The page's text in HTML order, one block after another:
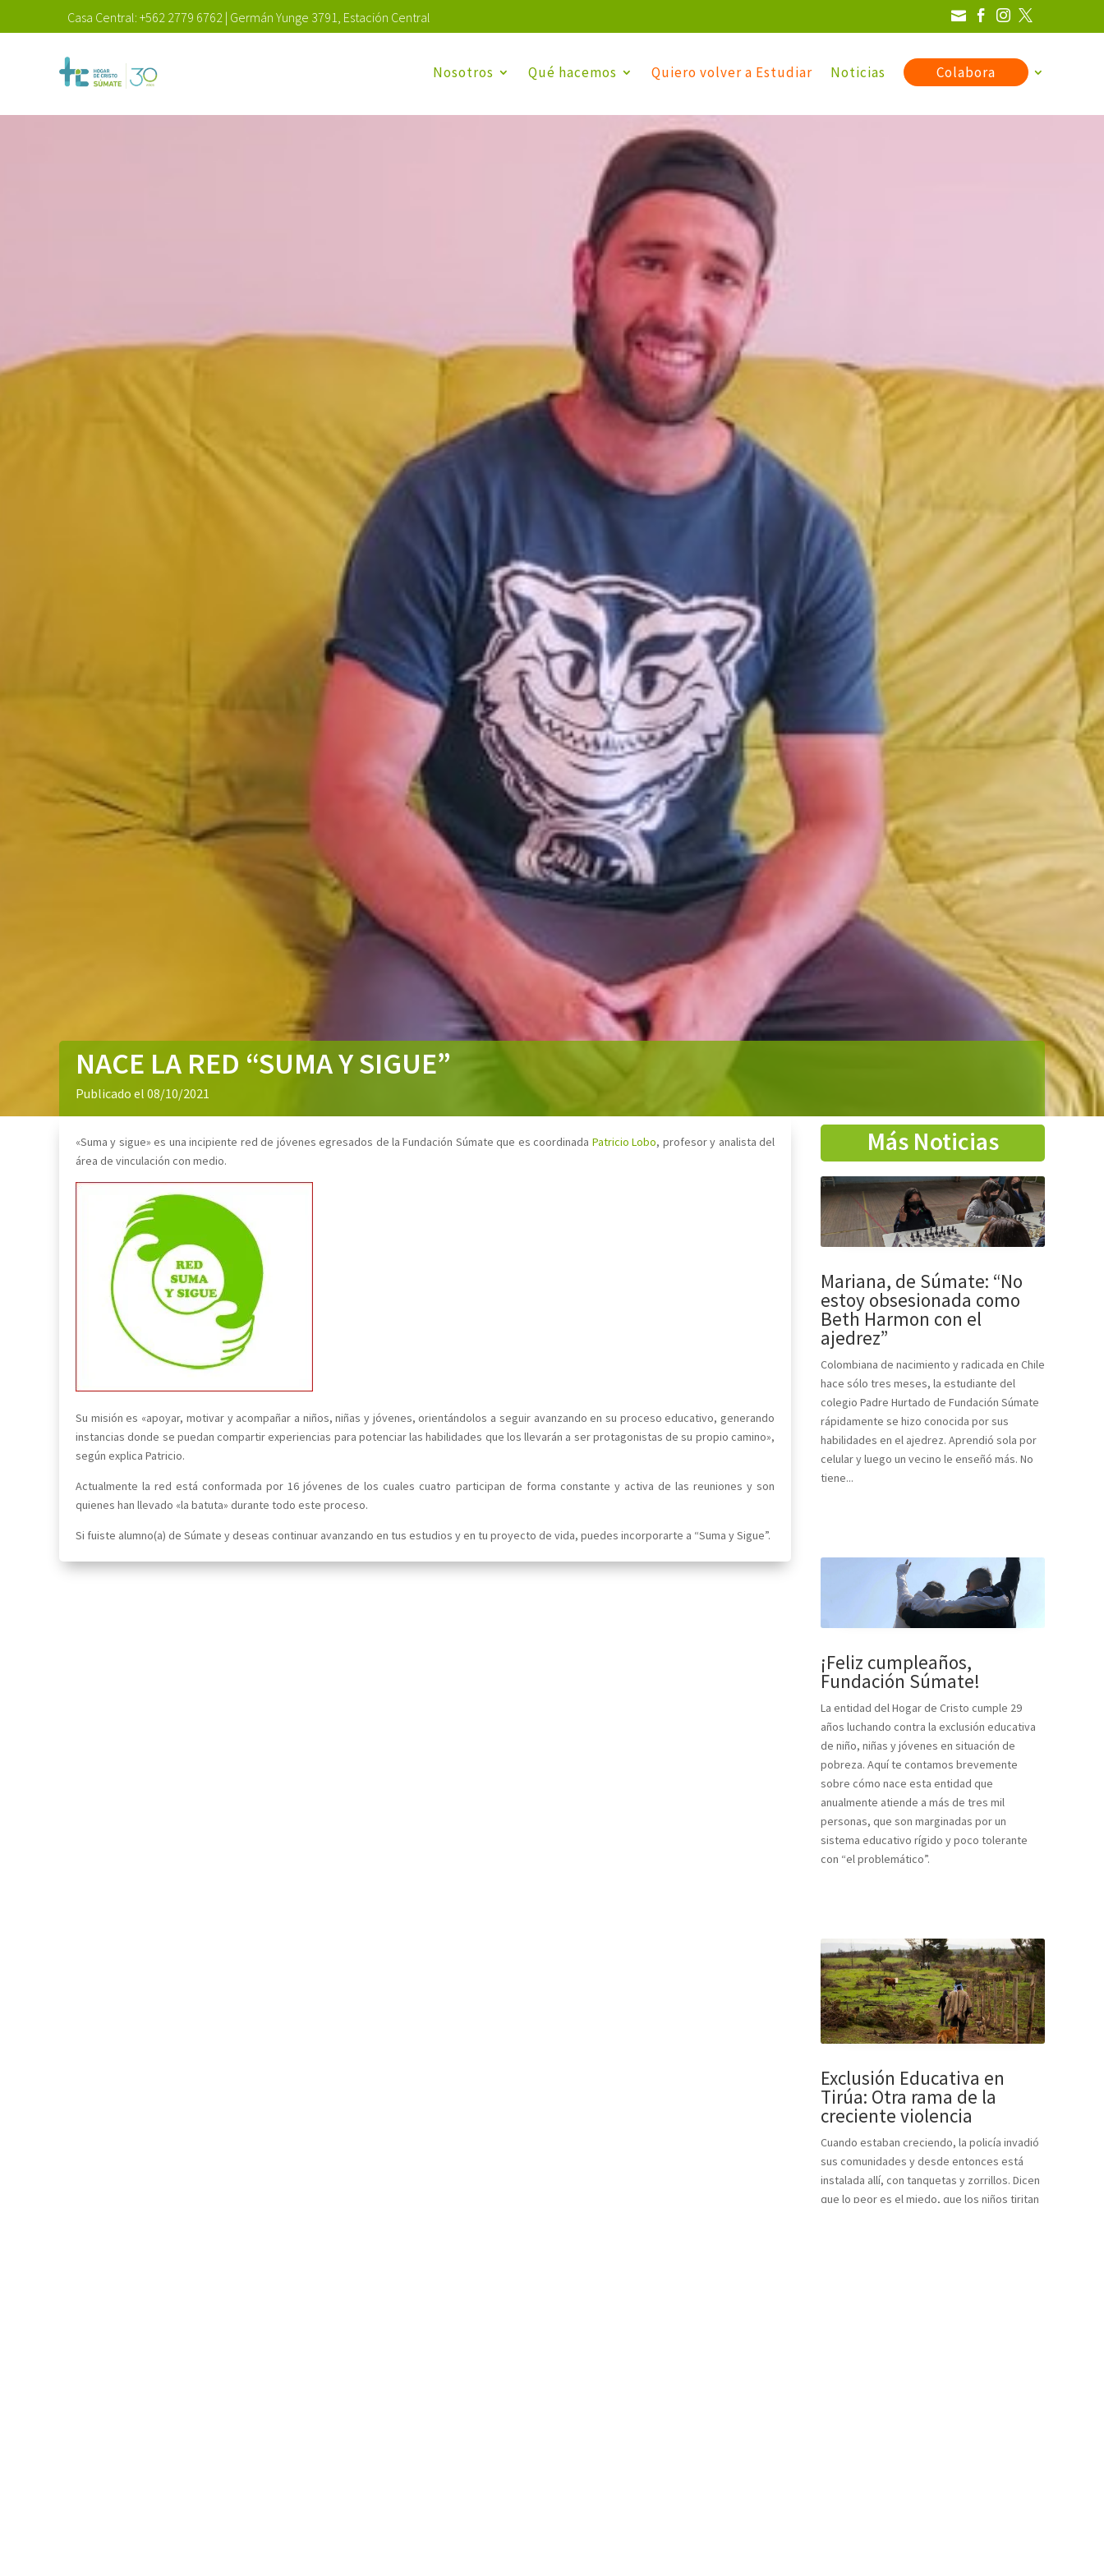
Casa Central: +562 2779 6762 | Germán Yunge 3791, Estación Central    
Nosotros Qué hacemos Quiero volver a Estudiar Noticias Colabora
NACE LA RED “SUMA Y SIGUE”
Publicado el 08/10/2021
«Suma y sigue» es una incipiente red de jóvenes egresados de la Fundación Súmate que es coordinada Patricio Lobo, profesor y analista del
área de vinculación con medio.
Su misión es «apoyar, motivar y acompañar a niños, niñas y jóvenes, orientándolos a seguir avanzando en su proceso educativo, generando
instancias donde se puedan compartir experiencias para potenciar las habilidades que los llevarán a ser protagonistas de su propio camino»,
según explica Patricio.
Actualmente la red está conformada por 16 jóvenes de los cuales cuatro participan de forma constante y activa de las reuniones y son
quienes han llevado «la batuta» durante todo este proceso.
Si fuiste alumno(a) de Súmate y deseas continuar avanzando en tus estudios y en tu proyecto de vida, puedes incorporarte a “Suma y Sigue”.
Más Noticias
Mariana, de Súmate: “No
estoy obsesionada como
Beth Harmon con el
ajedrez”
Colombiana de nacimiento y radicada en Chile
hace sólo tres meses, la estudiante del
colegio Padre Hurtado de Fundación Súmate
rápidamente se hizo conocida por sus
habilidades en el ajedrez. Aprendió sola por
celular y luego un vecino le enseñó más. No
tiene...
¡Feliz cumpleaños,
Fundación Súmate!
La entidad del Hogar de Cristo cumple 29
años luchando contra la exclusión educativa
de niño, niñas y jóvenes en situación de
pobreza. Aquí te contamos brevemente
sobre cómo nace esta entidad que
anualmente atiende a más de tres mil
personas, que son marginadas por un
sistema educativo rígido y poco tolerante
con “el problemático”.
Exclusión Educativa en
Tirúa: Otra rama de la
creciente violencia
Cuando estaban creciendo, la policía invadió
sus comunidades y desde entonces está
instalada allí, con tanquetas y zorrillos. Dicen
que lo peor es el miedo, que los niños tiritan